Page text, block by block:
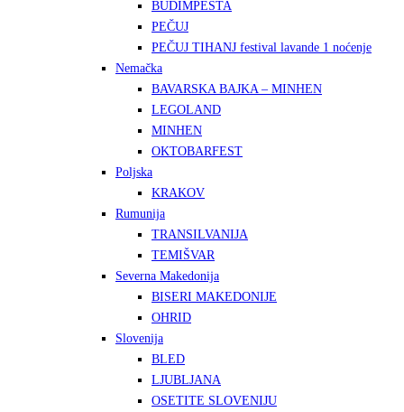
BUDIMPEŠTA
PEČUJ
PEČUJ TIHANJ festival lavande 1 noćenje
Nemačka
BAVARSKA BAJKA – MINHEN
LEGOLAND
MINHEN
OKTOBARFEST
Poljska
KRAKOV
Rumunija
TRANSILVANIJA
TEMIŠVAR
Severna Makedonija
BISERI MAKEDONIJE
OHRID
Slovenija
BLED
LJUBLJANA
OSETITE SLOVENIJU